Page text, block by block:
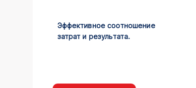
Эффективное соотношение
затрат и результата.